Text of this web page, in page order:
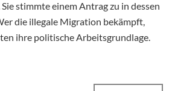
stimmte einem Antrag zu in dessen
die illegale Migration bekämpft,
ihre politische Arbeitsgrundlage.